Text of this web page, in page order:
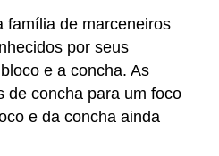
família de marceneiros
por seus
e a concha. As
de concha para um foco
e da concha ainda